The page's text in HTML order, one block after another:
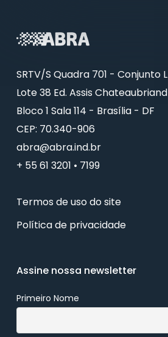
SRTV/S Quadra 701 - Conjunto L
Lote 38 Ed. Assis Chateaubriand
Bloco 1 Sala 114 - Brasília - DF
CEP: 70.340-906
abra@abra.ind.br
+ 55 61 3201 • 7199
Termos de uso do site
Política de privacidade
Assine nossa newsletter
Primeiro Nome